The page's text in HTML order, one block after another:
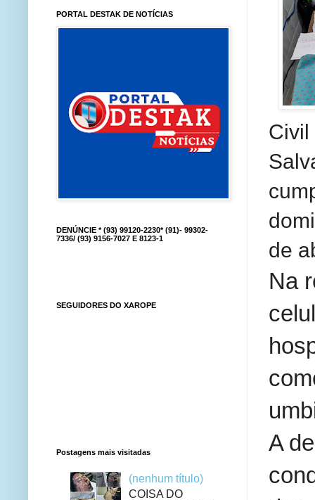
Civil
de
Na
A
PORTAL DESTAK DE NOTÍCIAS
DENÚNCIE * (93) 99120-2230* (91)- 99302-
7336/ (93) 9156-7027 E 8123-1
SEGUIDORES DO XAROPE
Postagens mais visitadas
(nenhum título)
COISA DO